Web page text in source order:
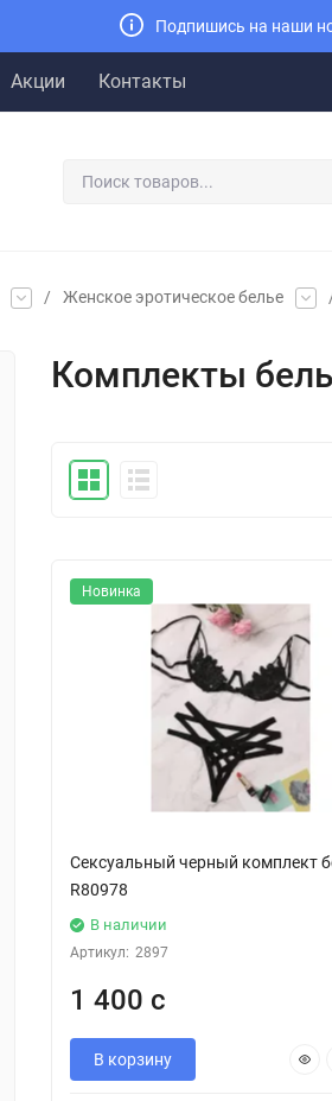
Подпишись на наши
Акции Контакты
/ Женское эротическое белье
Комплекты
Новинка
Сексуальный черный комплект
R80978
В наличии
Артикул: 2897
1 400 с
В корзину